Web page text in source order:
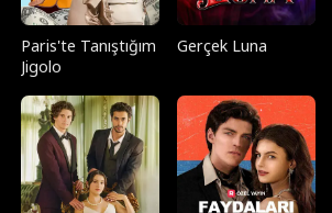
Paris'te Tanıştığım
Jigolo
Gerçek Luna